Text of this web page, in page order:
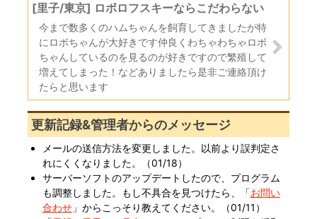
[里子/東京] ロボロフスキーならこだわらない
今まで数多くのハムちゃんを飼育してきましたが特
にロボちゃんが大好きです仲良くわちゃわちゃロボ
ちゃんしているのを見るのが好きですので繁殖して
増えてしまった！などありましたら是非ご連絡頂け
たらと思います
更新記録&管理者からのメッセージ
メールの送信方法を変更しました。以前より誤判定さ
れにくくなりました。（01/18）
サーバーソフトのアップデートしたので、プログラム
も調整しました。もし不具合を見つけたら、「お問い
合わせ 」からこっそり教えてください。（01/11 ）